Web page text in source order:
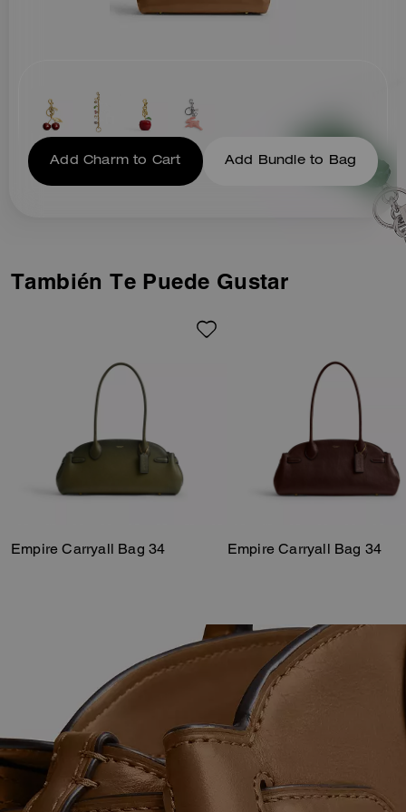
Add Charm to Cart Add Bundle to Bag
También Te Puede Gustar
Empire Carryall Bag 34 Empire Carryall Bag 34